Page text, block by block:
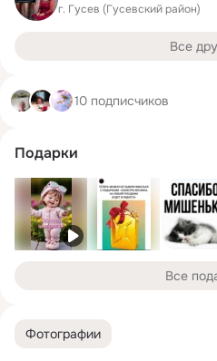
Фотографии
г. Гусев (Гусевский район)
Все
10 подписчиков
Подарки
Все